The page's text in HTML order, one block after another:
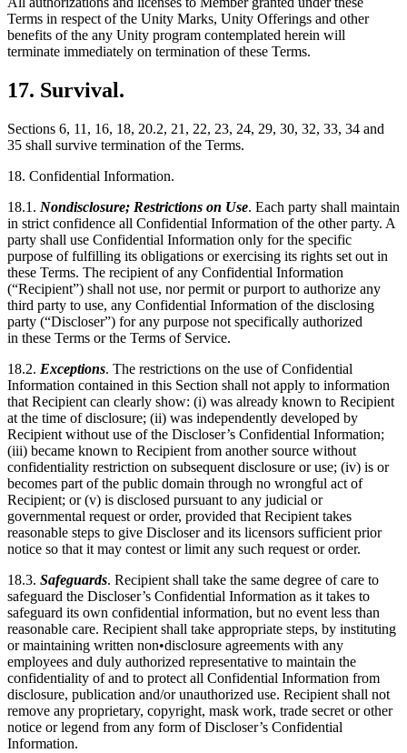
Terms in respect of the Unity Marks, Unity Offerings and other
benefits of the any Unity program contemplated herein will
terminate immediately on termination of these Terms.
17. Survival.
Sections 6, 11, 16, 18, 20.2, 21, 22, 23, 24, 29, 30, 32, 33, 34 and
35 shall survive termination of the Terms.
18. Confidential Information.
18.1. Nondisclosure; Restrictions on Use. Each party shall maintain
in strict confidence all Confidential Information of the other party. A
party shall use Confidential Information only for the specific
purpose of fulfilling its obligations or exercising its rights set out in
these Terms. The recipient of any Confidential Information
(“Recipient”) shall not use, nor permit or purport to authorize any
third party to use, any Confidential Information of the disclosing
party (“Discloser”) for any purpose not specifically authorized
in these Terms or the Terms of Service.
18.2. Exceptions. The restrictions on the use of Confidential
Information contained in this Section shall not apply to information
that Recipient can clearly show: (i) was already known to Recipient
at the time of disclosure; (ii) was independently developed by
Recipient without use of the Discloser’s Confidential Information;
(iii) became known to Recipient from another source without
confidentiality restriction on subsequent disclosure or use; (iv) is or
becomes part of the public domain through no wrongful act of
Recipient; or (v) is disclosed pursuant to any judicial or
governmental request or order, provided that Recipient takes
reasonable steps to give Discloser and its licensors sufficient prior
notice so that it may contest or limit any such request or order.
18.3. Safeguards. Recipient shall take the same degree of care to
safeguard the Discloser’s Confidential Information as it takes to
safeguard its own confidential information, but no event less than
reasonable care. Recipient shall take appropriate steps, by instituting
or maintaining written non•disclosure agreements with any
employees and duly authorized representative to maintain the
confidentiality of and to protect all Confidential Information from
disclosure, publication and/or unauthorized use. Recipient shall not
remove any proprietary, copyright, mask work, trade secret or other
notice or legend from any form of Discloser’s Confidential
Information.